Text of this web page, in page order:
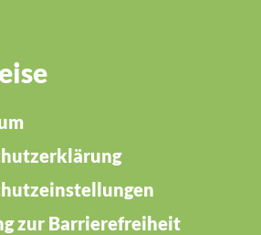
zur Barrierefreiheit